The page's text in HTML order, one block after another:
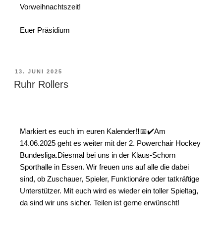
Vorweihnachtszeit!
Euer Präsidium
13. JUNI 2025
Ruhr Rollers
Markiert es euch im euren Kalender!❗📅✔️Am
14.06.2025 geht es weiter mit der 2. Powerchair Hockey
Bundesliga.Diesmal bei uns in der Klaus-Schorn
Sporthalle in Essen. Wir freuen uns auf alle die dabei
sind, ob Zuschauer, Spieler, Funktionäre oder tatkräftige
Unterstützer. Mit euch wird es wieder ein toller Spieltag,
da sind wir uns sicher. Teilen ist gerne erwünscht!